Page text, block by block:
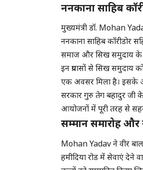
ननकाना साहिब
मुख्यमंत्री डॉ. Mohan
ननकाना साहिब कॉरीडोर
समाज और सिख समुदाय के
इन प्रयासों से सिख समुदाय
एक अवसर मिला है। इसके
सरकार गुरु तेग बहादुर जी
आयोजनों में पूरी तरह से
सम्मान समारोह और
Mohan Yadav ने वीर
हमीदिया रोड में सेवाएं देने